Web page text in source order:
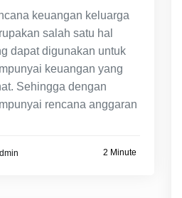
keuangan keluarga
salah satu hal
dapat digunakan untuk
keuangan yang
Sehingga dengan
rencana anggaran
2 Minute